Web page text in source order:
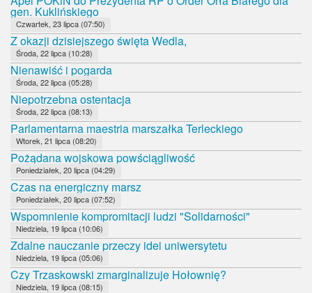
gen. Kuklińskiego
Czwartek, 23 lipca (07:50)
Z okazji dzisiejszego święta Wedla,
Środa, 22 lipca (10:28)
Nienawiść i pogarda
Środa, 22 lipca (05:28)
Niepotrzebna ostentacja
Środa, 22 lipca (08:13)
Parlamentarna maestria marszałka Terleckiego
Wtorek, 21 lipca (08:20)
Pożądana wojskowa powściągliwość
Poniedziałek, 20 lipca (04:29)
Czas na energiczny marsz
Poniedziałek, 20 lipca (07:52)
Wspomnienie kompromitacji ludzi "Solidarności"
Niedziela, 19 lipca (10:06)
Zdalne nauczanie przeczy idei uniwersytetu
Niedziela, 19 lipca (05:06)
Czy Trzaskowski zmarginalizuje Hołownię?
Niedziela, 19 lipca (08:15)